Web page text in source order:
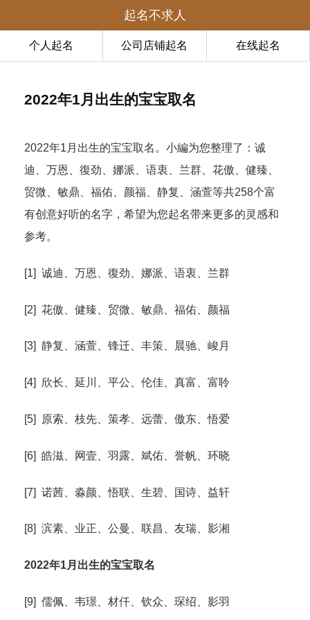
起名不求人
个人起名 公司店铺起名 在线起名
2022年1月出生的宝宝取名
2022年1月出生的宝宝取名。小編为您整理了：诚
迪、万恩、復劲、娜派、语衷、兰群、花傲、健臻、
贸微、敏鼎、福佑、颜福、静复、涵萱等共258个富
有创意好听的名字，希望为您起名带来更多的灵感和
参考。
[1] 诚迪、万恩、復劲、娜派、语衷、兰群
[2] 花傲、健臻、贸微、敏鼎、福佑、颜福
[3] 静复、涵萱、锋迁、丰策、晨驰、峻月
[4] 欣长、延川、平公、伦佳、真富、富聆
[5] 原索、枝先、策孝、远蕾、傲东、悟爱
[6] 皓滋、网壹、羽露、斌佑、誉帆、环晓
[7] 诺茜、淼颜、悟联、生碧、国诗、益轩
[8] 滨素、业正、公曼、联昌、友瑞、影湘
2022年1月出生的宝宝取名
[9] 儒佩、韦璟、材仟、钦众、琛绍、影羽